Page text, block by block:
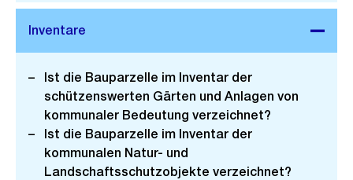
Ist die Bauparzelle im Inventar der
schützenswerten Gärten und Anlagen von
kommunaler Bedeutung verzeichnet?
Ist die Bauparzelle im Inventar der
kommunalen Natur- und
Landschaftsschutzobjekte verzeichnet?